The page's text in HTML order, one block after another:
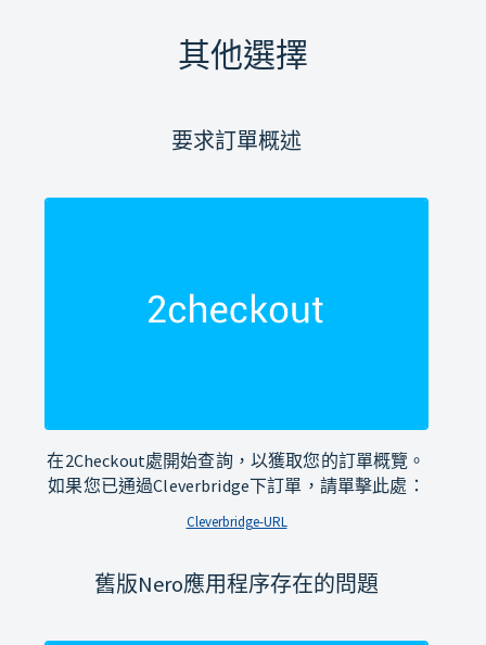
其他選擇
要求訂單概述
在2Checkout處開始查詢，以獲取您的訂單概覽。
如果您已通過Cleverbridge下訂單，請單擊此處：
Cleverbridge-URL
舊版Nero應用程序存在的問題